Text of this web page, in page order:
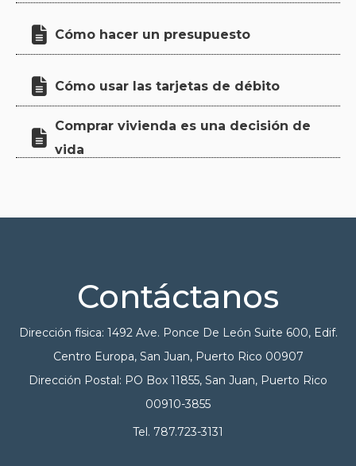
 Cómo hacer un presupuesto
 Cómo usar las tarjetas de débito

Comprar vivienda es una decisión de
vida
Contáctanos
Dirección física: 1492 Ave. Ponce De León Suite 600, Edif.
Centro Europa, San Juan, Puerto Rico 00907
Dirección Postal: PO Box 11855, San Juan, Puerto Rico
00910-3855
Tel. 787.723-3131